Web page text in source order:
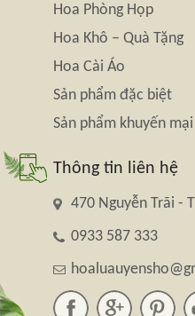
Hoa Phòng Họp
Hoa Khô – Quà Tặng
Hoa Cài Áo
Sản phẩm đặc biệt
Sản phẩm khuyến mại
Thông tin liên hệ
470 Nguyễn Trãi -
0933 587 333